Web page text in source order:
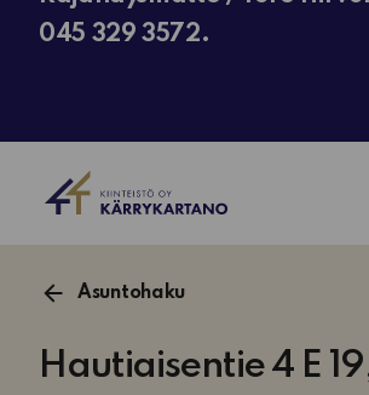
045 329 3572.
Asuntohaku
Hautiaisentie 4 E